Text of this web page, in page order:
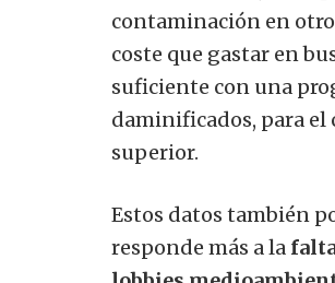
contaminación en
coste que gastar en
suficiente con una
daminificados, para el
superior.
Estos datos también
responde más a la